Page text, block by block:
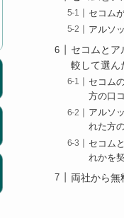
セコム
アルソ
セコムとア
較して選ん
セコム
方の口
アルソ
れた方
セコム
れかを
両社から無